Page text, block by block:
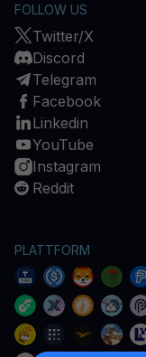
FOLLOW US
Twitter/X
Discord
Telegram
Facebook
Linkedin
YouTube
Instagram
Reddit
PLATTFORM